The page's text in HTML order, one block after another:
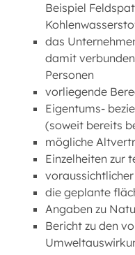
Beispiel
das
damit
Personen
vorliegende
Eigentums-
(soweit bereits
mögliche
Einzelheiten zur
die geplante
Angaben zu
Bericht zu den